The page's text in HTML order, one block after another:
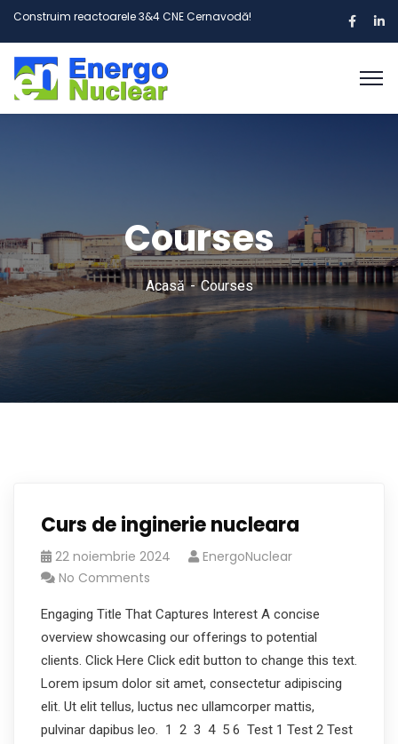
Construim reactoarele 3&4 CNE Cernavodă!
Courses
Acasă Courses
Curs de inginerie nucleara
22 noiembrie 2024
EnergoNuclear
No Comments
Engaging Title That Captures Interest A concise
overview showcasing our offerings to potential
clients. Click Here Click edit button to change this text.
Lorem ipsum dolor sit amet, consectetur adipiscing
elit. Ut elit tellus, luctus nec ullamcorper mattis,
pulvinar dapibus leo. 1 2 3 4 5 6 Test 1 Test 2 Test